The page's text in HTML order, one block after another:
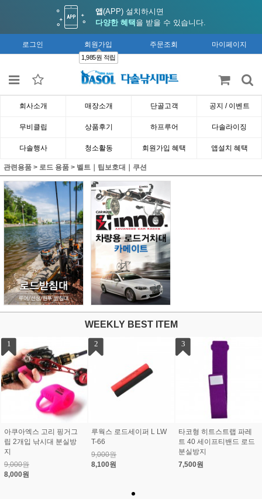
앱(APP) 설치하시면
다양한 혜택 을 받을 수 있습니다.
로그인 회원가입
1,985원 적립
주문조회 마이페이지
회사소개 매장소개 단골고객 공지 / 이벤트
무비클립 상품후기 하프루어 다솔라이징
다솔행사 청소활동 회원가입 혜택 앱설치 혜택
관련용품 > 로드 용품 > 벨트｜팁보호대｜쿠션
WEEKLY BEST ITEM
1
아쿠아엑스 고리 핑거그
립 2개입 낚시대 분실방
지
9,000원
8,000원
2
루웍스 로드세이퍼 L LW
T-66
9,000원
8,100원
3
타코형 히트스트랩 파레
트 40 세이프티밴드 로드
분실방지
7,500원